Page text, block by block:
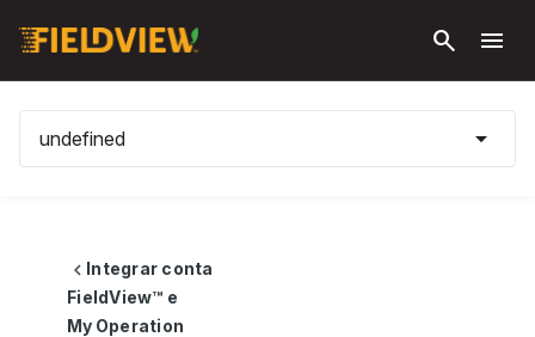
principal
search menu
undefined arrow_drop_down
chevron_leftIntegrar conta
FieldView™ e
My Operation